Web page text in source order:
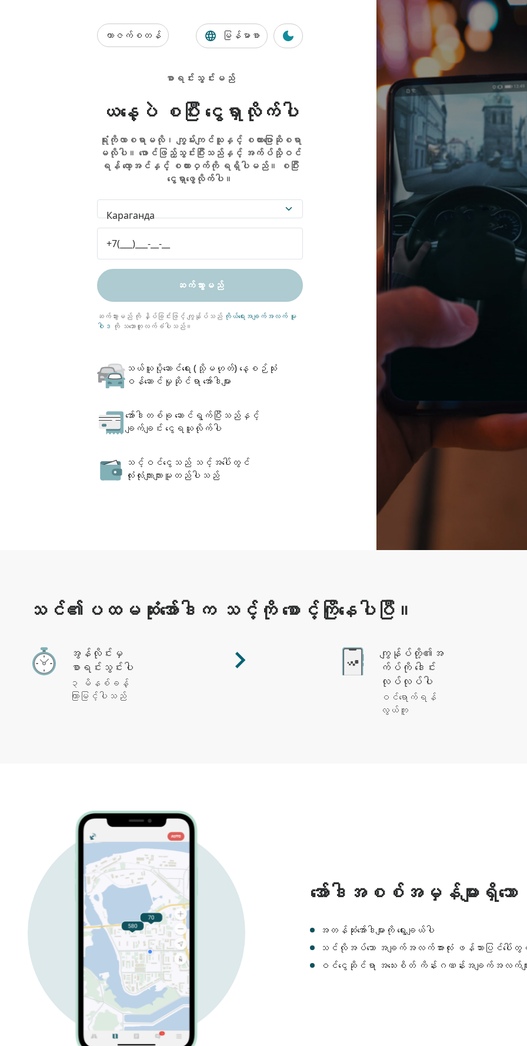
ကာဇက်စတန် မြန်မာစာ
စာရင်းသွင်းမည်
ယနေ့ပဲ စပြီး ငွေရှာလိုက်ပါ
ရုံးကိုလာစရာမလို၊ ကျွမ်းကျင်သူနှင့် စကားပြောဆိုစရာ
မလိုပါ။ ဖောင်ဖြည့်သွင်းပြီးသည်နှင့် အက်ပ်သို့ဝင်
ရန် လော့အင်နှင့် စကားဝှက်ကို ရရှိပါမည်။ စပြီး
ငွေရှာဖွေလိုက်ပါ။
Караганда
ဆက်သွားမည်
ဆက်သွားမည် ကို နှိပ်ခြင်းဖြင့် ကျွန်ုပ်သည် ကိုယ်ရေးအချက်အလက် မူ
ဝါဒ ကို သဘောတူလက်ခံပါသည်။
သယ်ယူပို့ဆောင်ရေး (သို့မဟုတ်) နေ့စဉ်သုံး
ဝန်ဆောင်မှုဆိုင်ရာ အော်ဒါများ
အော်ဒါတစ်ခု ဆောင်ရွက်ပြီးသည်နှင့်
ချက်ချင်း ငွေရယူလိုက်ပါ
သင့်ဝင်ငွေသည် သင့်အပေါ်တွင်
လုံးလုံးလျားလျားမူတည်ပါသည်
သင်၏ပထမဆုံးအော်ဒါက သင့်ကို စောင့်ကြိုနေပါပြီ။
အွန်လိုင်းမှ
စာရင်းသွင်းပါ
၃ မိနစ်ခန့်
ကြာမြင့်ပါသည်
ကျွန်ုပ်တို့၏အ
က်ပ်ကို ဒေါင်း
လုပ်လုပ်ပါ
ဝင်ရောက်ရန်
လွယ်ကူ
အော်ဒါအစစ်အမှန်များရှိ
အတန်ဆုံးအော်ဒါများကို ရွေးချယ်ပါ
သင်လိုအပ်သော အချက်အလက်အားလုံး ဖန်သားပြင်ပေါ်
ဝင်ငွေဆိုင်ရာ အသေးစိတ် ကိန်းဂဏန်းအချက်အလက်မျာ